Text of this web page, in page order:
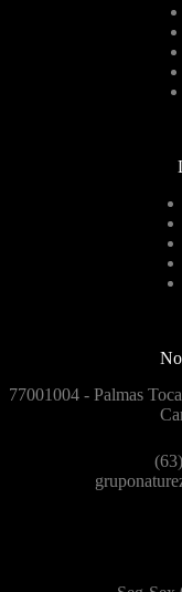
77001004 - Palmas